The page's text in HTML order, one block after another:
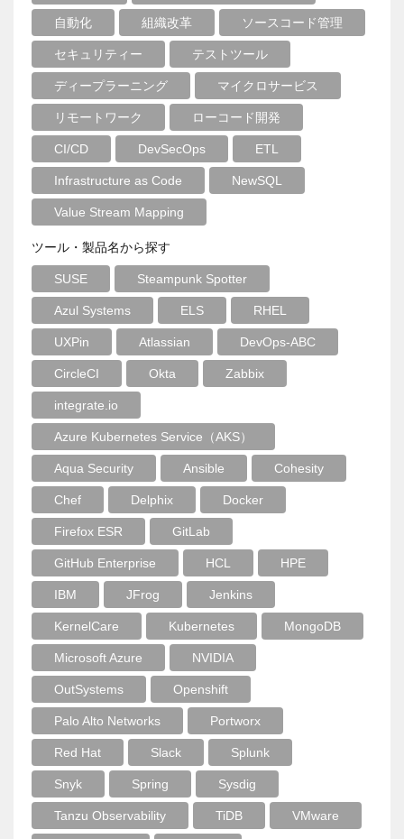
自動化 組織改革 ソースコード管理
セキュリティー テストツール
ディープラーニング マイクロサービス
リモートワーク ローコード開発
CI/CD DevSecOps ETL
Infrastructure as Code NewSQL
Value Stream Mapping
ツール・製品名から探す
SUSE Steampunk Spotter
Azul Systems ELS RHEL
UXPin Atlassian DevOps-ABC
CircleCI Okta Zabbix
integrate.io
Azure Kubernetes Service（AKS）
Aqua Security Ansible Cohesity
Chef Delphix Docker
Firefox ESR GitLab
GitHub Enterprise HCL HPE
IBM JFrog Jenkins
KernelCare Kubernetes MongoDB
Microsoft Azure NVIDIA
OutSystems Openshift
Palo Alto Networks Portworx
Red Hat Slack Splunk
Snyk Spring Sysdig
Tanzu Observability TiDB VMware